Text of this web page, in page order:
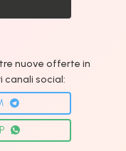
nuove offerte in
canali social: